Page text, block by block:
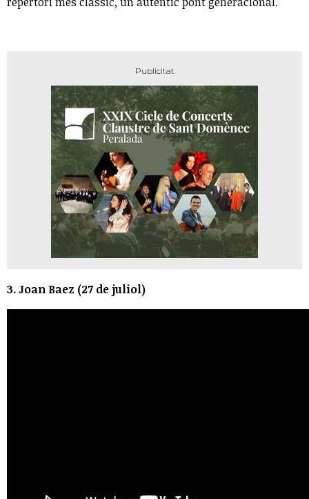
3. Joan Baez (27 de juliol)